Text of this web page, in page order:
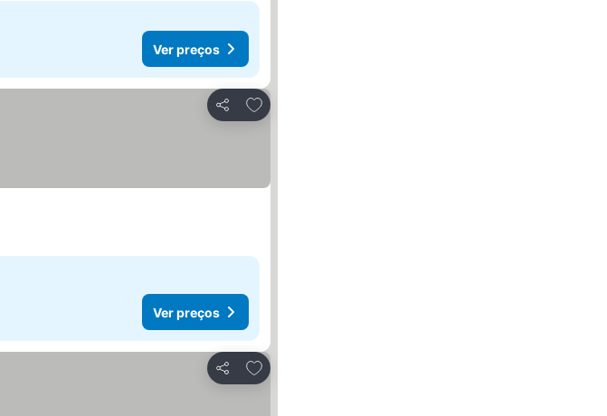
Ver preços
Partilhar
Adicionar aos favoritos
Ver preços
Partilhar
Adicionar aos favoritos